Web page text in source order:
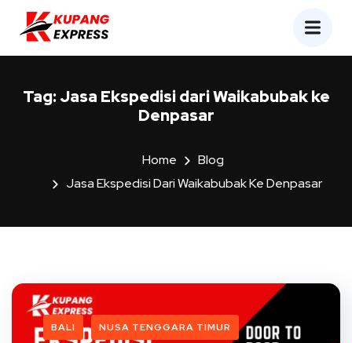
Tag:Jasa Ekspedisi dari Waikabubak ke
Denpasar
Home
Blog
Jasa Ekspedisi Dari Waikabubak Ke Denpasar
BALI NUSA TENGGARA TIMUR